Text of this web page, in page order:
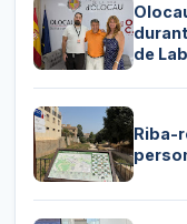
de
Riba-